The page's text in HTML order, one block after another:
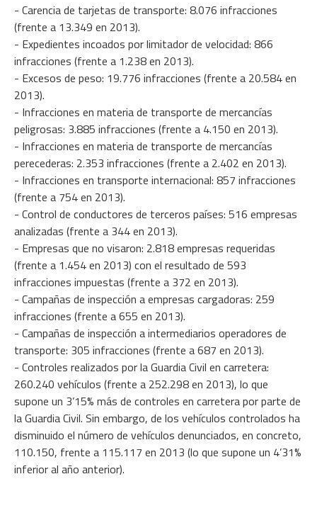
- Carencia de tarjetas de transporte: 8.076 infracciones
(frente a 13.349 en 2013).
- Expedientes incoados por limitador de velocidad: 866
infracciones (frente a 1.238 en 2013).
- Excesos de peso: 19.776 infracciones (frente a 20.584 en
2013).
- Infracciones en materia de transporte de mercancías
peligrosas: 3.885 infracciones (frente a 4.150 en 2013).
- Infracciones en materia de transporte de mercancías
perecederas: 2.353 infracciones (frente a 2.402 en 2013).
- Infracciones en transporte internacional: 857 infracciones
(frente a 754 en 2013).
- Control de conductores de terceros países: 516 empresas
analizadas (frente a 344 en 2013).
- Empresas que no visaron: 2.818 empresas requeridas
(frente a 1.454 en 2013) con el resultado de 593
infracciones impuestas (frente a 372 en 2013).
- Campañas de inspección a empresas cargadoras: 259
infracciones (frente a 655 en 2013).
- Campañas de inspección a intermediarios operadores de
transporte: 305 infracciones (frente a 687 en 2013).
- Controles realizados por la Guardia Civil en carretera:
260.240 vehículos (frente a 252.298 en 2013), lo que
supone un 3’15% más de controles en carretera por parte de
la Guardia Civil. Sin embargo, de los vehículos controlados ha
disminuido el número de vehículos denunciados, en concreto,
110.150, frente a 115.117 en 2013 (lo que supone un 4’31%
inferior al año anterior).